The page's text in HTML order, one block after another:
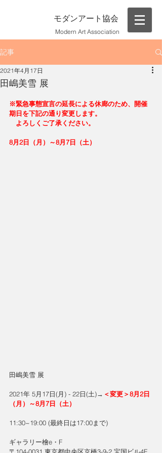
モダンアート協会
Modern Art Association
記事
田嶋美雪 展
2021年4月17日
※緊急事態宣言の延長による休廊のため、開催
期日を下記の通り変更します。
よろしくご了承ください。
8月2日（月）～8月7日（土）
田嶋美雪 展
2021年 5月17日(月) - 22日(土)→ ＜変更＞8月2日
（月）～8月7日（土）
11:30~19:00 (最終日は17:00まで)
ギャラリー檜e・F
〒104-0031 東京都中央区京橋3-9-2 宝国ビル4F